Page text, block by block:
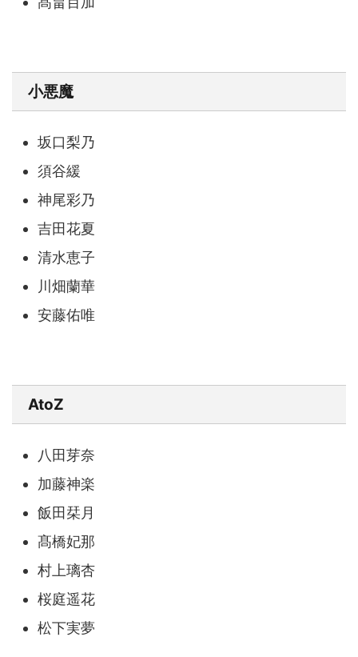
小悪魔
坂口梨乃
須谷緩
神尾彩乃
吉田花夏
清水恵子
川畑蘭華
安藤佑唯
AtoZ
八田芽奈
加藤神楽
飯田栞月
髙橋妃那
村上璃杏
桜庭遥花
松下実夢